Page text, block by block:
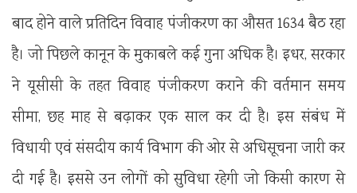
बाद होने वाले प्रतिदिन विवाह पंजीकरण का औसत 1634 बैठ रहा
है। जो पिछले कानून के मुकाबले कई गुना अधिक है। इधर, सरकार
ने यूसीसी के तहत विवाह पंजीकरण कराने की वर्तमान समय
सीमा, छह माह से बढ़ाकर एक साल कर दी है। इस संबंध में
विधायी एवं संसदीय कार्य विभाग की ओर से अधिसूचना जारी कर
दी गई है। इससे उन लोगों को सुविधा रहेगी जो किसी कारण से